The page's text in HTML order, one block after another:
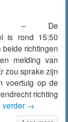
– De
is rond 15:50
richtingen
melding van
zou sprake zijn
voertuig op de
richting
verder →